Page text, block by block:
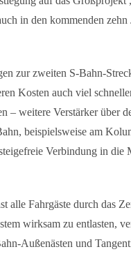
in den kommenden
zur zweiten S-Bahn-
Kosten auch viel
– weitere Verstärker über
beispielsweise am
Verbindung in die
alle Fahrgäste durch das
wirksam zu entlasten,
Außenästen und